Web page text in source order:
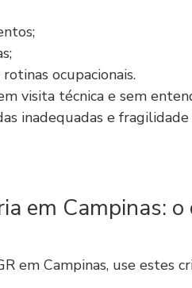
ocupacionais.
visita técnica e sem
inadequadas e
em Campinas:
em Campinas, use estes